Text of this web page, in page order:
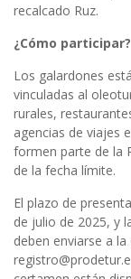
recalcado Ruz.
¿Cómo participar?
Los galardones
vinculadas al
rurales,
agencias de viajes
formen parte de la
de la fecha límite.
El plazo de
de julio de 2025, y
deben enviarse a